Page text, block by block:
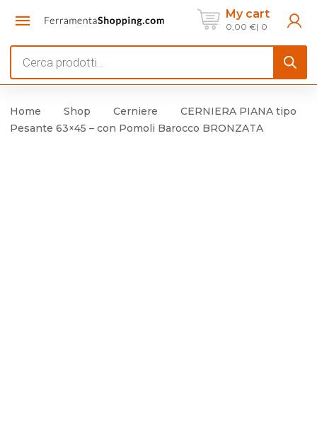
My cart
0,00 € 0
search
Home Shop Cerniere
CERNIERA PIANA tipo
Pesante 63×45 – con Pomoli Barocco BRONZATA